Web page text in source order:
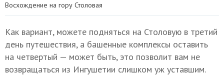
Восхождение на гору Столовая
Как вариант, можете подняться на Столовую в третий
день путешествия, а башенные комплексы оставить
на четвертый — может быть, это позволит вам не
возвращаться из Ингушетии слишком уж уставшим.